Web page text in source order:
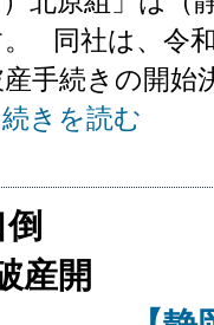
同社は、令
手続きの開始
続きを読む